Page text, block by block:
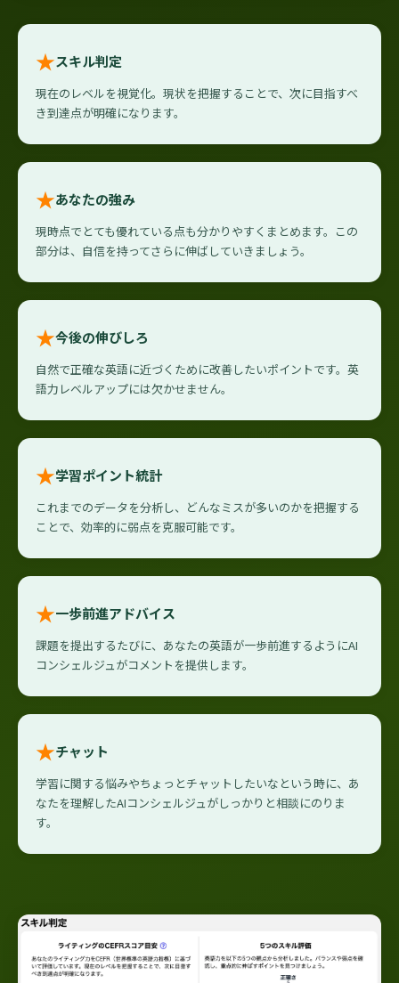
★スキル判定
現在のレベルを視覚化。現状を把握することで、次に目指すべ
き到達点が明確になります。
★あなたの強み
現時点でとても優れている点も分かりやすくまとめます。この
部分は、自信を持ってさらに伸ばしていきましょう。
★今後の伸びしろ
自然で正確な英語に近づくために改善したいポイントです。英
語力レベルアップには欠かせません。
★学習ポイント統計
これまでのデータを分析し、どんなミスが多いのかを把握する
ことで、効率的に弱点を克服可能です。
★一歩前進アドバイス
課題を提出するたびに、あなたの英語が一歩前進するようにAI
コンシェルジュがコメントを提供します。
★チャット
学習に関する悩みやちょっとチャットしたいなという時に、あ
なたを理解したAIコンシェルジュがしっかりと相談にのりま
す。